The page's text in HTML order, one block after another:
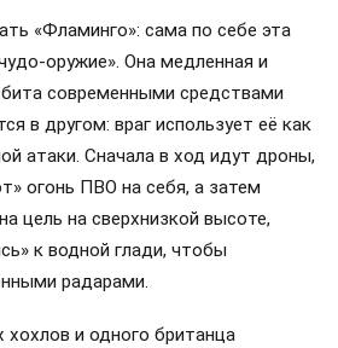
«Фламинго»: сама по себе эта
оружие». Она медленная и
современными средствами
в другом: враг использует её как
атаки. Сначала в ход идут дроны,
огонь ПВО на себя, а затем
цель на сверхнизкой высоте,
к водной глади, чтобы
радарами.
хохлов и одного британца